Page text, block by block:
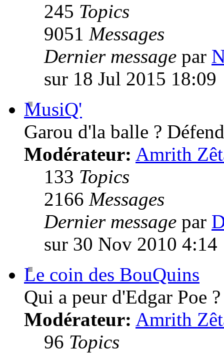
245 Topics
9051 Messages
Dernier message par
sur 18 Jul 2015 18:09
MusiQ'
Garou d'la balle ?
Modérateur: Amrith
133 Topics
2166 Messages
Dernier message par
sur 30 Nov 2010 4:14
Le coin des BouQuins
Qui a peur d'Edgar Poe ?
Modérateur: Amrith
96 Topics